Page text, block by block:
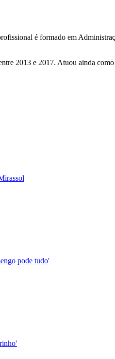
é formado em
2013 e 2017. Atuou ainda
pode tudo'